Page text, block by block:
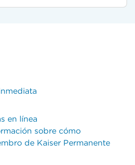
en línea
sobre cómo
de Kaiser Permanente